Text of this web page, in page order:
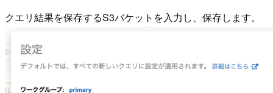
クエリ結果を保存するS3バケットを入力し、保存します。